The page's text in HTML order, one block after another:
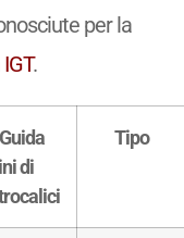
per la
.
di
Tipo